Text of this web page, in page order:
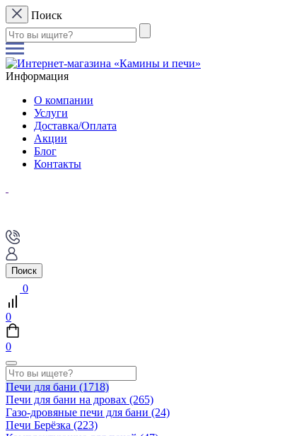
Поиск
Информация
О компании
Услуги
Доставка/Оплата
Акции
Блог
Контакты
Поиск
0
0
0
Печи для бани (1718)
Печи для бани на дровах (265)
Газо-дровяные печи для бани (24)
Печи Берёзка (223)